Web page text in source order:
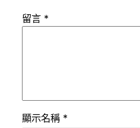
留言 *
顯示名稱 *